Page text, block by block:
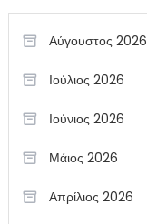
Αύγουστος 2026
Ιούλιος 2026
Ιούνιος 2026
Μάιος 2026
Απρίλιος 2026